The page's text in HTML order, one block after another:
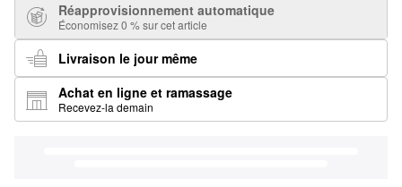
Réapprovisionnement automatique
Économisez 0 % sur cet article
Livraison le jour même
Achat en ligne et ramassage
Recevez-la demain